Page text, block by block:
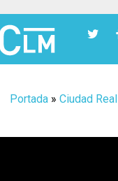
Portada » Ciudad Real